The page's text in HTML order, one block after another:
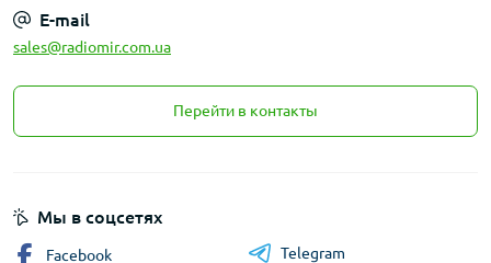
E-mail
sales@radiomir.com.ua
Перейти в контакты
Мы в соцсетях
Facebook
Telegram